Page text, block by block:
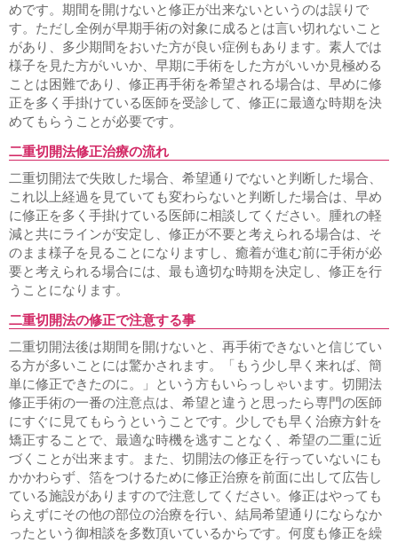
めです。期間を開けないと修正が出来ないというのは誤りで
す。ただし全例が早期手術の対象に成るとは言い切れないこと
があり、多少期間をおいた方が良い症例もあります。素人では
様子を見た方がいいか、早期に手術をした方がいいか見極める
ことは困難であり、修正再手術を希望される場合は、早めに修
正を多く手掛けている医師を受診して、修正に最適な時期を決
めてもらうことが必要です。
二重切開法修正治療の流れ
二重切開法で失敗した場合、希望通りでないと判断した場合、
これ以上経過を見ていても変わらないと判断した場合は、早め
に修正を多く手掛けている医師に相談してください。腫れの軽
減と共にラインが安定し、修正が不要と考えられる場合は、そ
のまま様子を見ることになりますし、癒着が進む前に手術が必
要と考えられる場合には、最も適切な時期を決定し、修正を行
うことになります。
二重切開法の修正で注意する事
二重切開法後は期間を開けないと、再手術できないと信じてい
る方が多いことには驚かされます。「もう少し早く来れば、簡
単に修正できたのに。」という方もいらっしゃいます。切開法
修正手術の一番の注意点は、希望と違うと思ったら専門の医師
にすぐに見てもらうということです。少しでも早く治療方針を
矯正することで、最適な時機を逃すことなく、希望の二重に近
づくことが出来ます。また、切開法の修正を行っていないにも
かかわらず、箔をつけるために修正治療を前面に出して広告し
ている施設がありますので注意してください。修正はやっても
らえずにその他の部位の治療を行い、結局希望通りにならなか
ったという御相談を多数頂いているからです。何度も修正を繰